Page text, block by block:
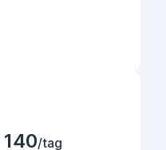
/tag